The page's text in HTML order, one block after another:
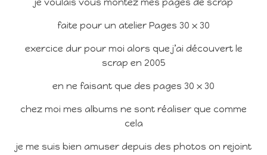
je voulais vous montez mes pages de scrap
faite pour un atelier Pages 30 x 30
exercice dur pour moi alors que j’ai découvert le
scrap en 2005
en ne faisant que des pages 30 x 30
chez moi mes albums ne sont réaliser que comme
cela
je me suis bien amuser depuis des photos on rejoint